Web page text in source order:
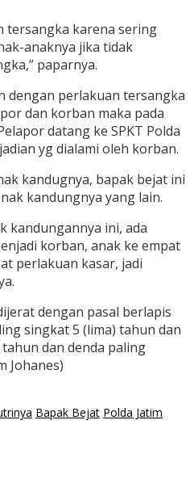
tersangka karena sering
anaknya jika tidak
paparnya.
dengan perlakuan tersangka
dan korban maka pada
datang ke SPKT Polda
yg dialami oleh korban.
kandugnya, bapak bejat ini
kandungnya yang lain.
kandungannya ini, ada
korban, anak ke empat
perlakuan kasar, jadi
dengan pasal berlapis
singkat 5 (lima) tahun dan
dan denda paling
Johanes)
Bapak Bejat Polda Jatim